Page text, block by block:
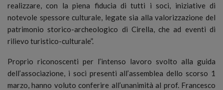
realizzare, con la piena fiducia di tutti i soci, iniziative di
notevole spessore culturale, legate sia alla valorizzazione del
patrimonio storico-archeologico di Cirella, che ad eventi di
rilievo turistico-culturale”.
Proprio riconoscenti per l’intenso lavoro svolto alla guida
dell’associazione, i soci presenti all’assemblea dello scorso 1
marzo, hanno voluto conferire all’unanimità al prof. Francesco